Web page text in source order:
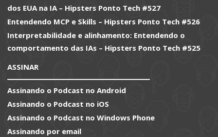
dos EUA na IA – Hipsters Ponto Tech #527
Entendendo MCP e Skills – Hipsters Ponto Tech #526
Interpretabilidade e alinhamento: Entendendo o
comportamento das IAs – Hipsters Ponto Tech #525
ASSINAR
Assinando o Podcast no Android
Assinando o Podcast no iOS
Assinando o Podcast no Windows Phone
Assinando por email